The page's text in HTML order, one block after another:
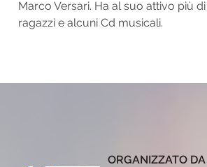
Marco Versari. Ha al suo attivo più
ragazzi e alcuni Cd musicali.
ORGANIZZATO DA